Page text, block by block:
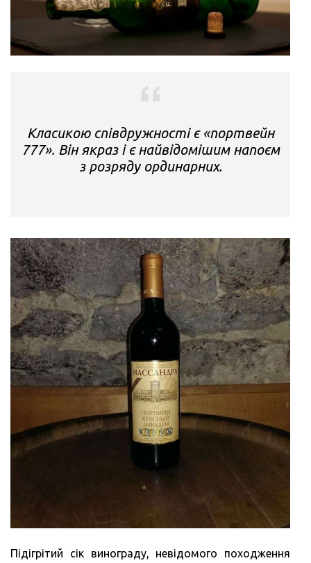
Класикою співдружності є «портвейн
777». Він якраз і є найвідомішим напоєм
з розряду ординарних.
Підігрітий сік винограду, невідомого походження